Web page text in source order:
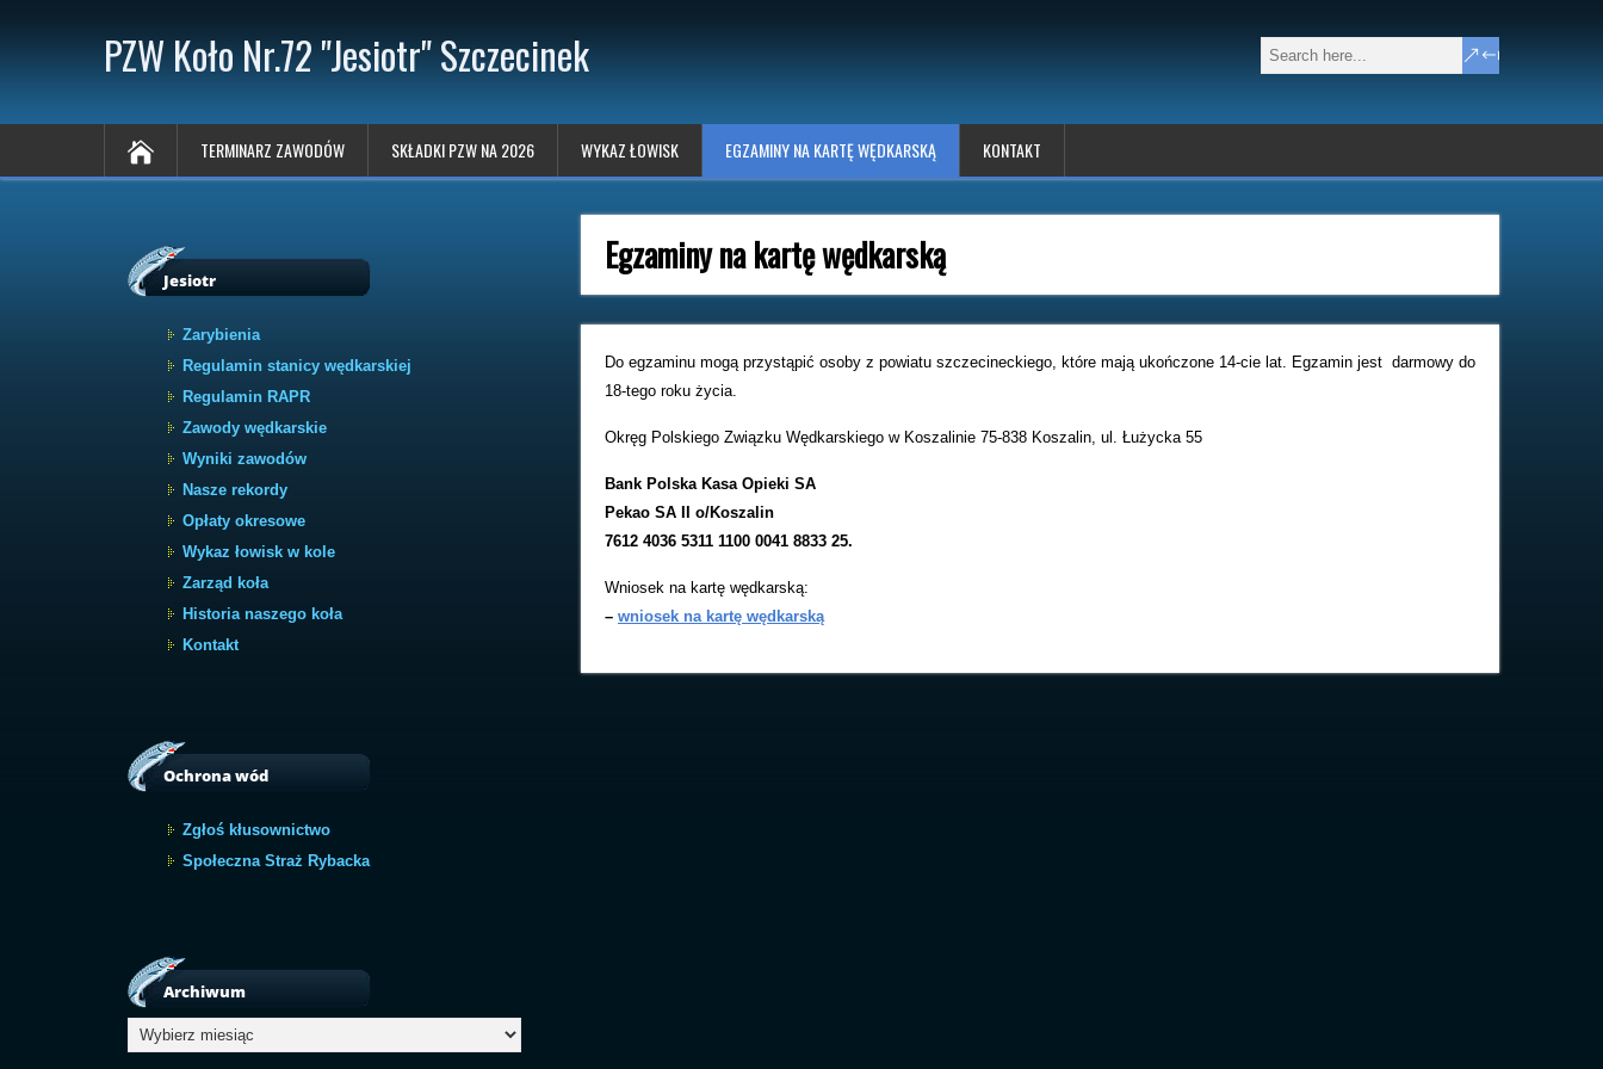
PZW Koło Nr.72 "Jesiotr" Szczecinek
TERMINARZ ZAWODÓW SKŁADKI PZW NA 2026 WYKAZ ŁOWISK EGZAMINY NA KARTĘ WĘDKARSKĄ KONTAKT
Egzaminy na kartę wędkarską
Do egzaminu mogą przystąpić osoby z powiatu szczecineckiego, które mają ukończone 14-cie lat. Egzamin jest darmowy do
18-tego roku życia.
Okręg Polskiego Związku Wędkarskiego w Koszalinie 75-838 Koszalin, ul. Łużycka 55
Bank Polska Kasa Opieki SA
Pekao SA II o/Koszalin
7612 4036 5311 1100 0041 8833 25.
Wniosek na kartę wędkarską:
– wniosek na kartę wędkarską
Jesiotr
Zarybienia
Regulamin stanicy wędkarskiej
Regulamin RAPR
Zawody wędkarskie
Wyniki zawodów
Nasze rekordy
Opłaty okresowe
Wykaz łowisk w kole
Zarząd koła
Historia naszego koła
Kontakt
Ochrona wód
Zgłoś kłusownictwo
Społeczna Straż Rybacka
Archiwum
Archiwum